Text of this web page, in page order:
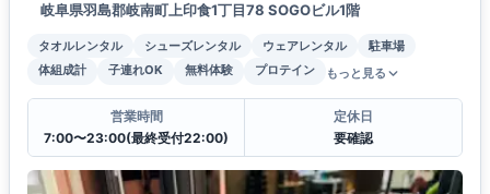
岐阜県羽島郡岐南町上印食1丁目78 SOGOビル1階
タオルレンタル シューズレンタル ウェアレンタル
駐車場
体組成計
子連れOK 無料体験 プロテイン もっと見る
営業時間
7:00〜23:00(最終受付22:00)
定休日
要確認